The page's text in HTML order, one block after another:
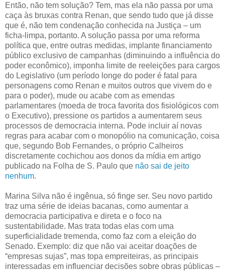
Então, não tem solução? Tem, mas ela não passa por uma
caça às bruxas contra Renan, que sendo tudo que já disse
que é, não tem condenação conhecida na Justiça – um
ficha-limpa, portanto. A solução passa por uma reforma
política que, entre outras medidas, implante financiamento
público exclusivo de campanhas (diminuindo a influência do
poder econômico), imponha limite de reeleições para cargos
do Legislativo (um período longe do poder é fatal para
personagens como Renan e muitos outros que vivem do e
para o poder), mude ou acabe com as emendas
parlamentares (moeda de troca favorita dos fisiológicos com
o Executivo), pressione os partidos a aumentarem seus
processos de democracia interna. Pode incluir aí novas
regras para acabar com o monopólio na comunicação, coisa
que, segundo Bob Fernandes, o próprio Calheiros
discretamente cochichou aos donos da mídia em artigo
publicado na Folha de S. Paulo que não sai de jeito
nenhum.
Marina Silva não é ingênua, só finge ser. Seu novo partido
traz uma série de ideias bacanas, como aumentar a
democracia participativa e direta e o foco na
sustentabilidade. Mas trata todas elas com uma
superficialidade tremenda, como faz com a eleição do
Senado. Exemplo: diz que não vai aceitar doações de
“empresas sujas”, mas topa empreiteiras, as principais
interessadas em influenciar decisões sobre obras públicas –